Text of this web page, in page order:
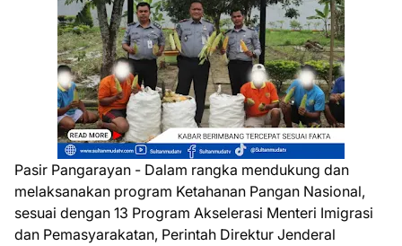
Pasir Pangarayan - Dalam rangka mendukung dan
melaksanakan program Ketahanan Pangan Nasional,
sesuai dengan 13 Program Akselerasi Menteri Imigrasi
dan Pemasyarakatan, Perintah Direktur Jenderal